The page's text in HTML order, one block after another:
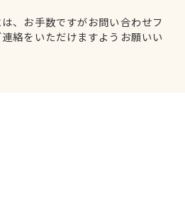
、お手数ですがお問い合わせフ
絡をいただけますようお願いい